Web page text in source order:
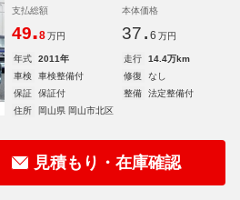
支払総額
49.8 万円
本体価格
37. 6 万円
年式 2011年 走行
14.4万km
車検
車検整備付 修復
なし
保証
保証付 整備
法定整備付
住所
岡山県 岡山市北区
見積もり・在庫確認